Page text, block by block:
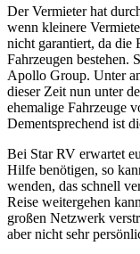
Der Vermieter hat
wenn kleinere
nicht garantiert, da die
Fahrzeugen bestehen.
Apollo Group. Unter
dieser Zeit nun unter
ehemalige Fahrzeuge
Dementsprechend ist
Bei Star RV erwartet
Hilfe benötigen, so
wenden, das schnell
Reise weitergehen
großen Netzwerk
aber nicht sehr